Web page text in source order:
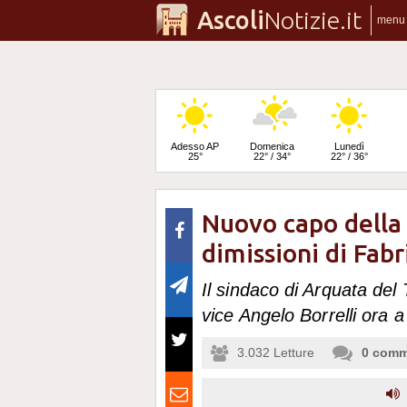
AscoliNotizie.it menu
Adesso AP
25°
Domenica
22° / 34°
Lunedì
22° / 36°
Martedì
23° / 36°
Nuovo capo
dimissioni di
Il sindaco di Arquata del
vice Angelo Borrelli ora
3.032 Letture 0